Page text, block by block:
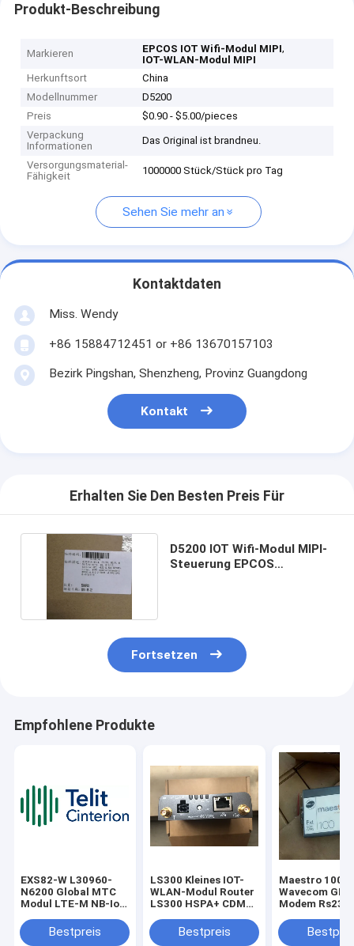
Produkt-Beschreibung
Markieren EPCOS IOT Wifi-Modul MIPI,
IOT-WLAN-Modul MIPI
Herkunftsort
China
Modellnummer
D5200
Preis
$0.90 - $5.00/pieces
Verpackung
Informationen
Das Original ist brandneu.
Versorgungsmaterial-
Fähigkeit
1000000 Stück/Stück pro Tag
Sehen Sie mehr an
Kontaktdaten
Miss. Wendy
+86 15884712451 or +86 13670157103
Bezirk Pingshan, Shenzheng, Provinz Guangdong
Kontakt
Erhalten Sie Den Besten Preis Für
D5200 IOT Wifi-Modul MIPI-
Steuerung EPCOS
Fortsetzen
Empfohlene Produkte
EXS82-W L30960-
N6200 Global MTC
Modul LTE-M NB-IoT
Wireless IoT Modul
treibt die LTE-
Bestpreis
LS300 Kleines IOT-
WLAN-Modul Router
LS300 HSPA+ CDMA
Bestpreis
Maestro 100
Wavecom
Modem Rs232